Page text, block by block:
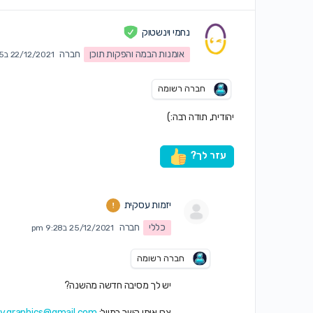
נחמי וינשטוק
אומנות הבמה והפקות תוכן
חברה 22/12/2021 ב2:05 pm
חברה רשומה
יהודית, תודה רבה:)
עזר לך?
יזמות עסקית
כללי
חברה 25/12/2021 ב9:28 pm
חברה רשומה
יש לך מסיבה חדשה מהשנה?